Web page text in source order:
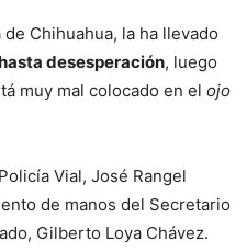
Chihuahua, la ha llevado
desesperación, luego
muy mal colocado en el ojo
Vial, José Rangel
de manos del Secretario
Gilberto Loya Chávez.